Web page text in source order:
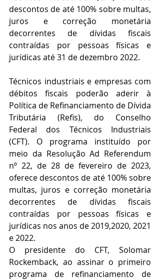
descontos de até 100% sobre multas,
juros e correção monetária
decorrentes de dívidas fiscais
contraídas por pessoas físicas e
jurídicas até 31 de dezembro 2022.
Técnicos industriais e empresas com
débitos fiscais poderão aderir à
Política de Refinanciamento de Dívida
Tributária (Refis), do Conselho
Federal dos Técnicos Industriais
(CFT). O programa instituído por
meio da Resolução Ad Referendum
nº 22, de 28 de fevereiro de 2023,
oferece descontos de até 100% sobre
multas, juros e correção monetária
decorrentes de dívidas fiscais
contraídas por pessoas físicas e
jurídicas nos anos de 2019,2020, 2021
e 2022.
O presidente do CFT, Solomar
Rockemback, ao assinar o primeiro
programa de refinanciamento de